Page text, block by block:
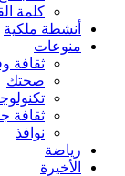
كلمة
أنشطة ملكية
منوعات
ثقافة
صحتك
ثقافة
نوافذ
رياضة
الأخيرة